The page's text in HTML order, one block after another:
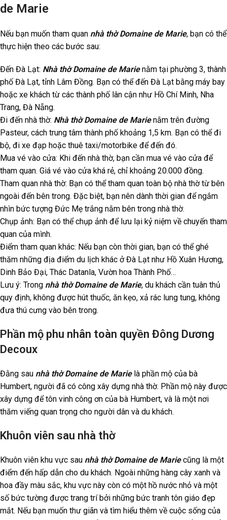
de Marie
Nếu bạn muốn tham quan nhà thờ Domaine de Marie, bạn có thể
thực hiện theo các bước sau:
Đến Đà Lạt: Nhà thờ Domaine de Marienằm tại phường 3, thành
phố Đà Lạt, tỉnh Lâm Đồng. Bạn có thể đến Đà Lạt bằng máy bay
hoặc xe khách từ các thành phố lân cận như Hồ Chí Minh, Nha
Trang, Đà Nẵng.
Đi đến nhà thờ: Nhà thờ Domaine de Marienằm trên đường
Pasteur, cách trung tâm thành phố khoảng 1,5 km. Bạn có thể đi
bộ, đi xe đạp hoặc thuê taxi/motorbike để đến đó.
Mua vé vào cửa: Khi đến nhà thờ, bạn cần mua vé vào cửa để
tham quan. Giá vé vào cửa khá rẻ, chỉ khoảng 20.000 đồng.
Tham quan nhà thờ: Bạn có thể tham quan toàn bộ nhà thờ từ bên
ngoài đến bên trong. Đặc biệt, bạn nên dành thời gian để ngắm
nhìn bức tượng Đức Mẹ trắng nằm bên trong nhà thờ.
Chụp ảnh: Bạn có thể chụp ảnh để lưu lại kỷ niệm về chuyến tham
quan của mình.
Điểm tham quan khác: Nếu bạn còn thời gian, bạn có thể ghé
thăm những địa điểm du lịch khác ở Đà Lạt như Hồ Xuân Hương,
Dinh Bảo Đại, Thác Datanla, Vườn hoa Thành Phố…
Lưu ý: Trong nhà thờ Domaine de Marie, du khách cần tuân thủ
quy định, không được hút thuốc, ăn kẹo, xả rác lung tung, không
đưa thú cưng vào bên trong.
Phần mộ phu nhân toàn quyền Đông Dương
Decoux
Đằng sau nhà thờ Domaine de Marielà phần mộ của bà
Humbert, người đã có công xây dựng nhà thờ. Phần mộ này được
xây dựng để tôn vinh công ơn của bà Humbert, và là một nơi
thăm viếng quan trọng cho người dân và du khách.
Khuôn viên sau nhà thờ
Khuôn viên khu vực sau nhà thờ Domaine de Mariecũng là một
điểm đến hấp dẫn cho du khách. Ngoài những hàng cây xanh và
hoa đầy màu sắc, khu vực này còn có một hồ nước nhỏ và một
số bức tường được trang trí bởi những bức tranh tôn giáo đẹp
mắt. Nếu bạn muốn thư giãn và tìm hiểu thêm về cuộc sống của